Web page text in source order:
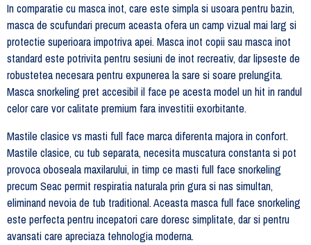
In comparatie cu masca inot, care este simpla si usoara pentru bazin,
masca de scufundari precum aceasta ofera un camp vizual mai larg si
protectie superioara impotriva apei. Masca inot copii sau masca inot
standard este potrivita pentru sesiuni de inot recreativ, dar lipseste de
robustetea necesara pentru expunerea la sare si soare prelungita.
Masca snorkeling pret accesibil il face pe acesta model un hit in randul
celor care vor calitate premium fara investitii exorbitante.
Mastile clasice vs masti full face marca diferenta majora in confort.
Mastile clasice, cu tub separata, necesita muscatura constanta si pot
provoca oboseala maxilarului, in timp ce masti full face snorkeling
precum Seac permit respiratia naturala prin gura si nas simultan,
eliminand nevoia de tub traditional. Aceasta masca full face snorkeling
este perfecta pentru incepatori care doresc simplitate, dar si pentru
avansati care apreciaza tehnologia moderna.